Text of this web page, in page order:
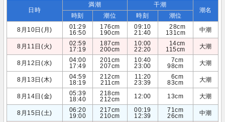
日時
満潮 干潮
潮名
時刻 潮位 時刻
潮位
8月10日(月)
01:29
16:50
176cm
190cm
09:10
21:40
28cm
131cm
中潮
8月11日(火)
02:59
17:19
187cm
200cm
10:00
22:20
14cm
115cm
大潮
8月12日(水)
04:00
17:49
201cm
207cm
10:40
23:00
7cm
98cm
大潮
8月13日(木)
04:59
18:19
212cm
211cm
11:20
23:39
6cm
83cm
大潮
8月14日(金)
05:39
18:40
218cm
212cm
12:00 13cm 大潮
8月15日(土)
06:20
19:00
217cm
210cm
00:19
12:39
71cm
26cm
中潮